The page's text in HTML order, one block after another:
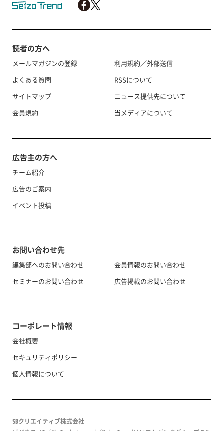
読者の方へ
メールマガジンの登録
よくある質問
サイトマップ
会員規約
利用規約／外部送信
RSSについて
ニュース提供先について
当メディアについて
広告主の方へ
チーム紹介
広告のご案内
イベント投稿
お問い合わせ先
編集部へのお問い合わせ
セミナーのお問い合わせ
会員情報のお問い合わせ
広告掲載のお問い合わせ
コーポレート情報
会社概要
セキュリティポリシー
個人情報について
SBクリエイティブ株式会社